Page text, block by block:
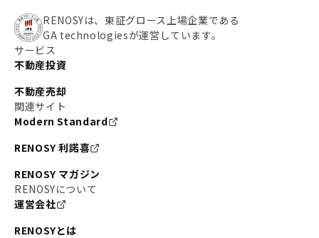
RENOSYは、東証グロース上場企業である
GA technologiesが運営しています。
サービス
不動産投資
不動産売却
関連サイト
Modern Standard
RENOSY 利諾喜
RENOSY マガジン
RENOSYについて
運営会社
RENOSYとは